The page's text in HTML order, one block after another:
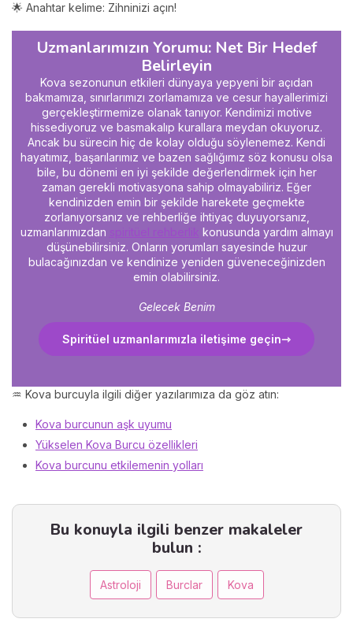
🌟 Anahtar kelime: Zihninizi açın!
Uzmanlarımızın Yorumu: Net Bir Hedef
Belirleyin
Kova sezonunun etkileri dünyaya yepyeni bir açıdan
bakmamıza, sınırlarımızı zorlamamıza ve cesur hayallerimizi
gerçekleştirmemize olanak tanıyor. Kendimizi motive
hissediyoruz ve basmakalıp kurallara meydan okuyoruz.
Ancak bu sürecin hiç de kolay olduğu söylenemez. Kendi
hayatımız, başarılarımız ve bazen sağlığımız söz konusu olsa
bile, bu dönemi en iyi şekilde değerlendirmek için her
zaman gerekli motivasyona sahip olmayabiliriz. Eğer
kendinizden emin bir şekilde harekete geçmekte
zorlanıyorsanız ve rehberliğe ihtiyaç duyuyorsanız,
uzmanlarımızdan spiritüel rehberlik konusunda yardım almayı
düşünebilirsiniz. Onların yorumları sayesinde huzur
bulacağınızdan ve kendinize yeniden güveneceğinizden
emin olabilirsiniz.
Gelecek Benim
Spiritüel uzmanlarımızla iletişime geçin
♒ Kova burcuyla ilgili diğer yazılarımıza da göz atın:
Kova burcunun aşk uyumu
Yükselen Kova Burcu özellikleri
Kova burcunu etkilemenin yolları
Bu konuyla ilgili benzer makaleler
bulun :
Astroloji Burclar Kova